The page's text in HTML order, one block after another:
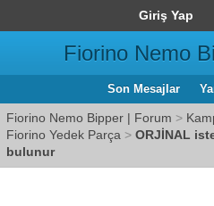
Giriş Yap
Fiorino Nemo
Son Mesajlar
Fiorino Nemo Bipper | Forum >
Fiorino Yedek Parça > ORJİNAL
bulunur